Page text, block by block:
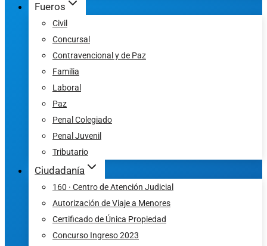
Fueros
Civil
Concursal
Contravencional y de Paz
Familia
Laboral
Paz
Penal Colegiado
Penal Juvenil
Tributario
Ciudadanía
160 · Centro de Atención Judicial
Autorización de Viaje a Menores
Certificado de Única Propiedad
Concurso Ingreso 2023